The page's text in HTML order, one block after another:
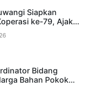
Siapkan
ke-79, Ajak…
Bidang
Bahan Pokok…